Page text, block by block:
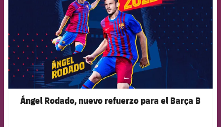
Ángel Rodado, nuevo refuerzo para el Barça B